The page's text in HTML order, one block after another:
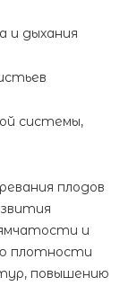
и дыхания
системы,
плодов
и
плотности
повышению